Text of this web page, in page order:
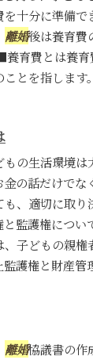
十分に準備で
離婚後は養育費
育費とは養
とを指します
の生活環境は
金の話だけでな
も、適切に取
と監護権につ
、子どもの親権
監護権と財産管
離婚協議書の作